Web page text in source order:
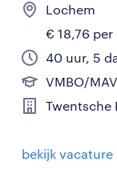
Lochem
€ 18,76 per
40 uur, 5
VMBO/
Twentsche
bekijk vacature